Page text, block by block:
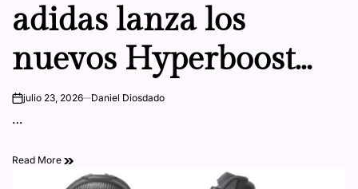
adidas lanza los
nuevos Hyperboost
Run
onjulio 23, 2026 Daniel Diosdado
…
Read More